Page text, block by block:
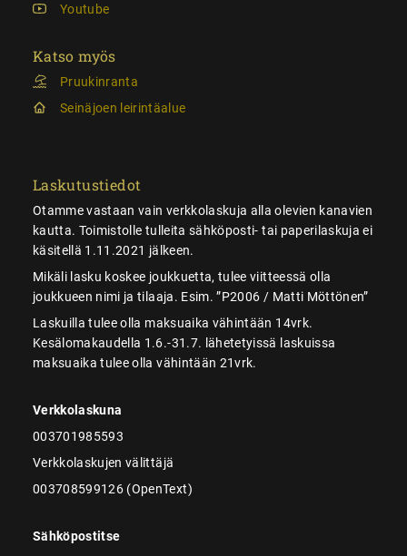
Youtube
Katso myös
Pruukinranta
Seinäjoen leirintäalue
Laskutustiedot
Otamme vastaan vain verkkolaskuja alla olevien kanavien
kautta. Toimistolle tulleita sähköposti- tai paperilaskuja ei
käsitellä 1.11.2021 jälkeen.
Mikäli lasku koskee joukkuetta, tulee viitteessä olla
joukkueen nimi ja tilaaja. Esim. ”P2006 / Matti Möttönen”
Laskuilla tulee olla maksuaika vähintään 14vrk.
Kesälomakaudella 1.6.-31.7. lähetetyissä laskuissa
maksuaika tulee olla vähintään 21vrk.
Verkkolaskuna
003701985593
Verkkolaskujen välittäjä
003708599126 (OpenText)
Sähköpostitse